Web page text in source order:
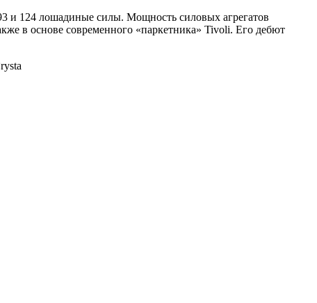
124 лошадиные силы. Мощность силовых агрегатов
в основе современного «паркетника» Tivoli. Его дебют